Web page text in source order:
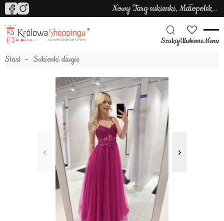
Nowy Targ sukienki, Małopolska sukienki
SzukajUlubioneMenu
Start Sukienki długie